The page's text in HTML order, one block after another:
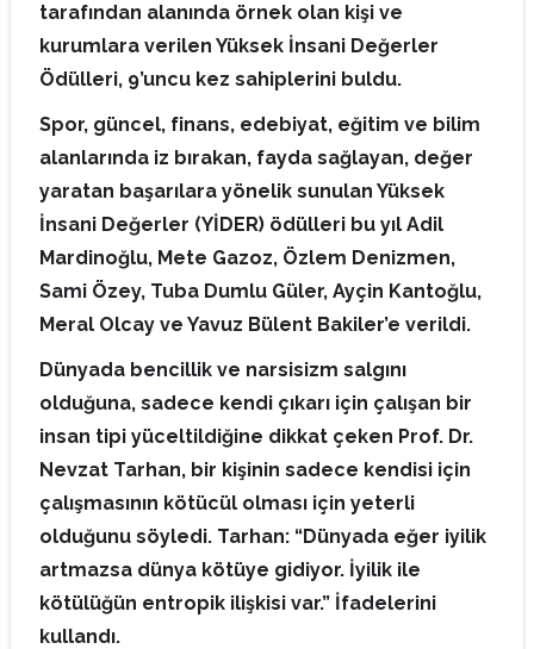
tarafından alanında örnek olan kişi ve
kurumlara verilen Yüksek İnsani Değerler
Ödülleri, 9’uncu kez sahiplerini buldu.
Spor, güncel, finans, edebiyat, eğitim ve bilim
alanlarında iz bırakan, fayda sağlayan, değer
yaratan başarılara yönelik sunulan Yüksek
İnsani Değerler (YİDER) ödülleri bu yıl Adil
Mardinoğlu, Mete Gazoz, Özlem Denizmen,
Sami Özey, Tuba Dumlu Güler, Ayçin Kantoğlu,
Meral Olcay ve Yavuz Bülent Bakiler’e verildi.
Dünyada bencillik ve narsisizm salgını
olduğuna, sadece kendi çıkarı için çalışan bir
insan tipi yüceltildiğine dikkat çeken Prof. Dr.
Nevzat Tarhan, bir kişinin sadece kendisi için
çalışmasının kötücül olması için yeterli
olduğunu söyledi. Tarhan: “Dünyada eğer iyilik
artmazsa dünya kötüye gidiyor. İyilik ile
kötülüğün entropik ilişkisi var.” İfadelerini
kullandı.